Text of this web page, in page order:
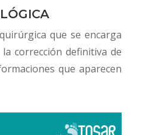
que se encarga
corrección definitiva de
que aparecen